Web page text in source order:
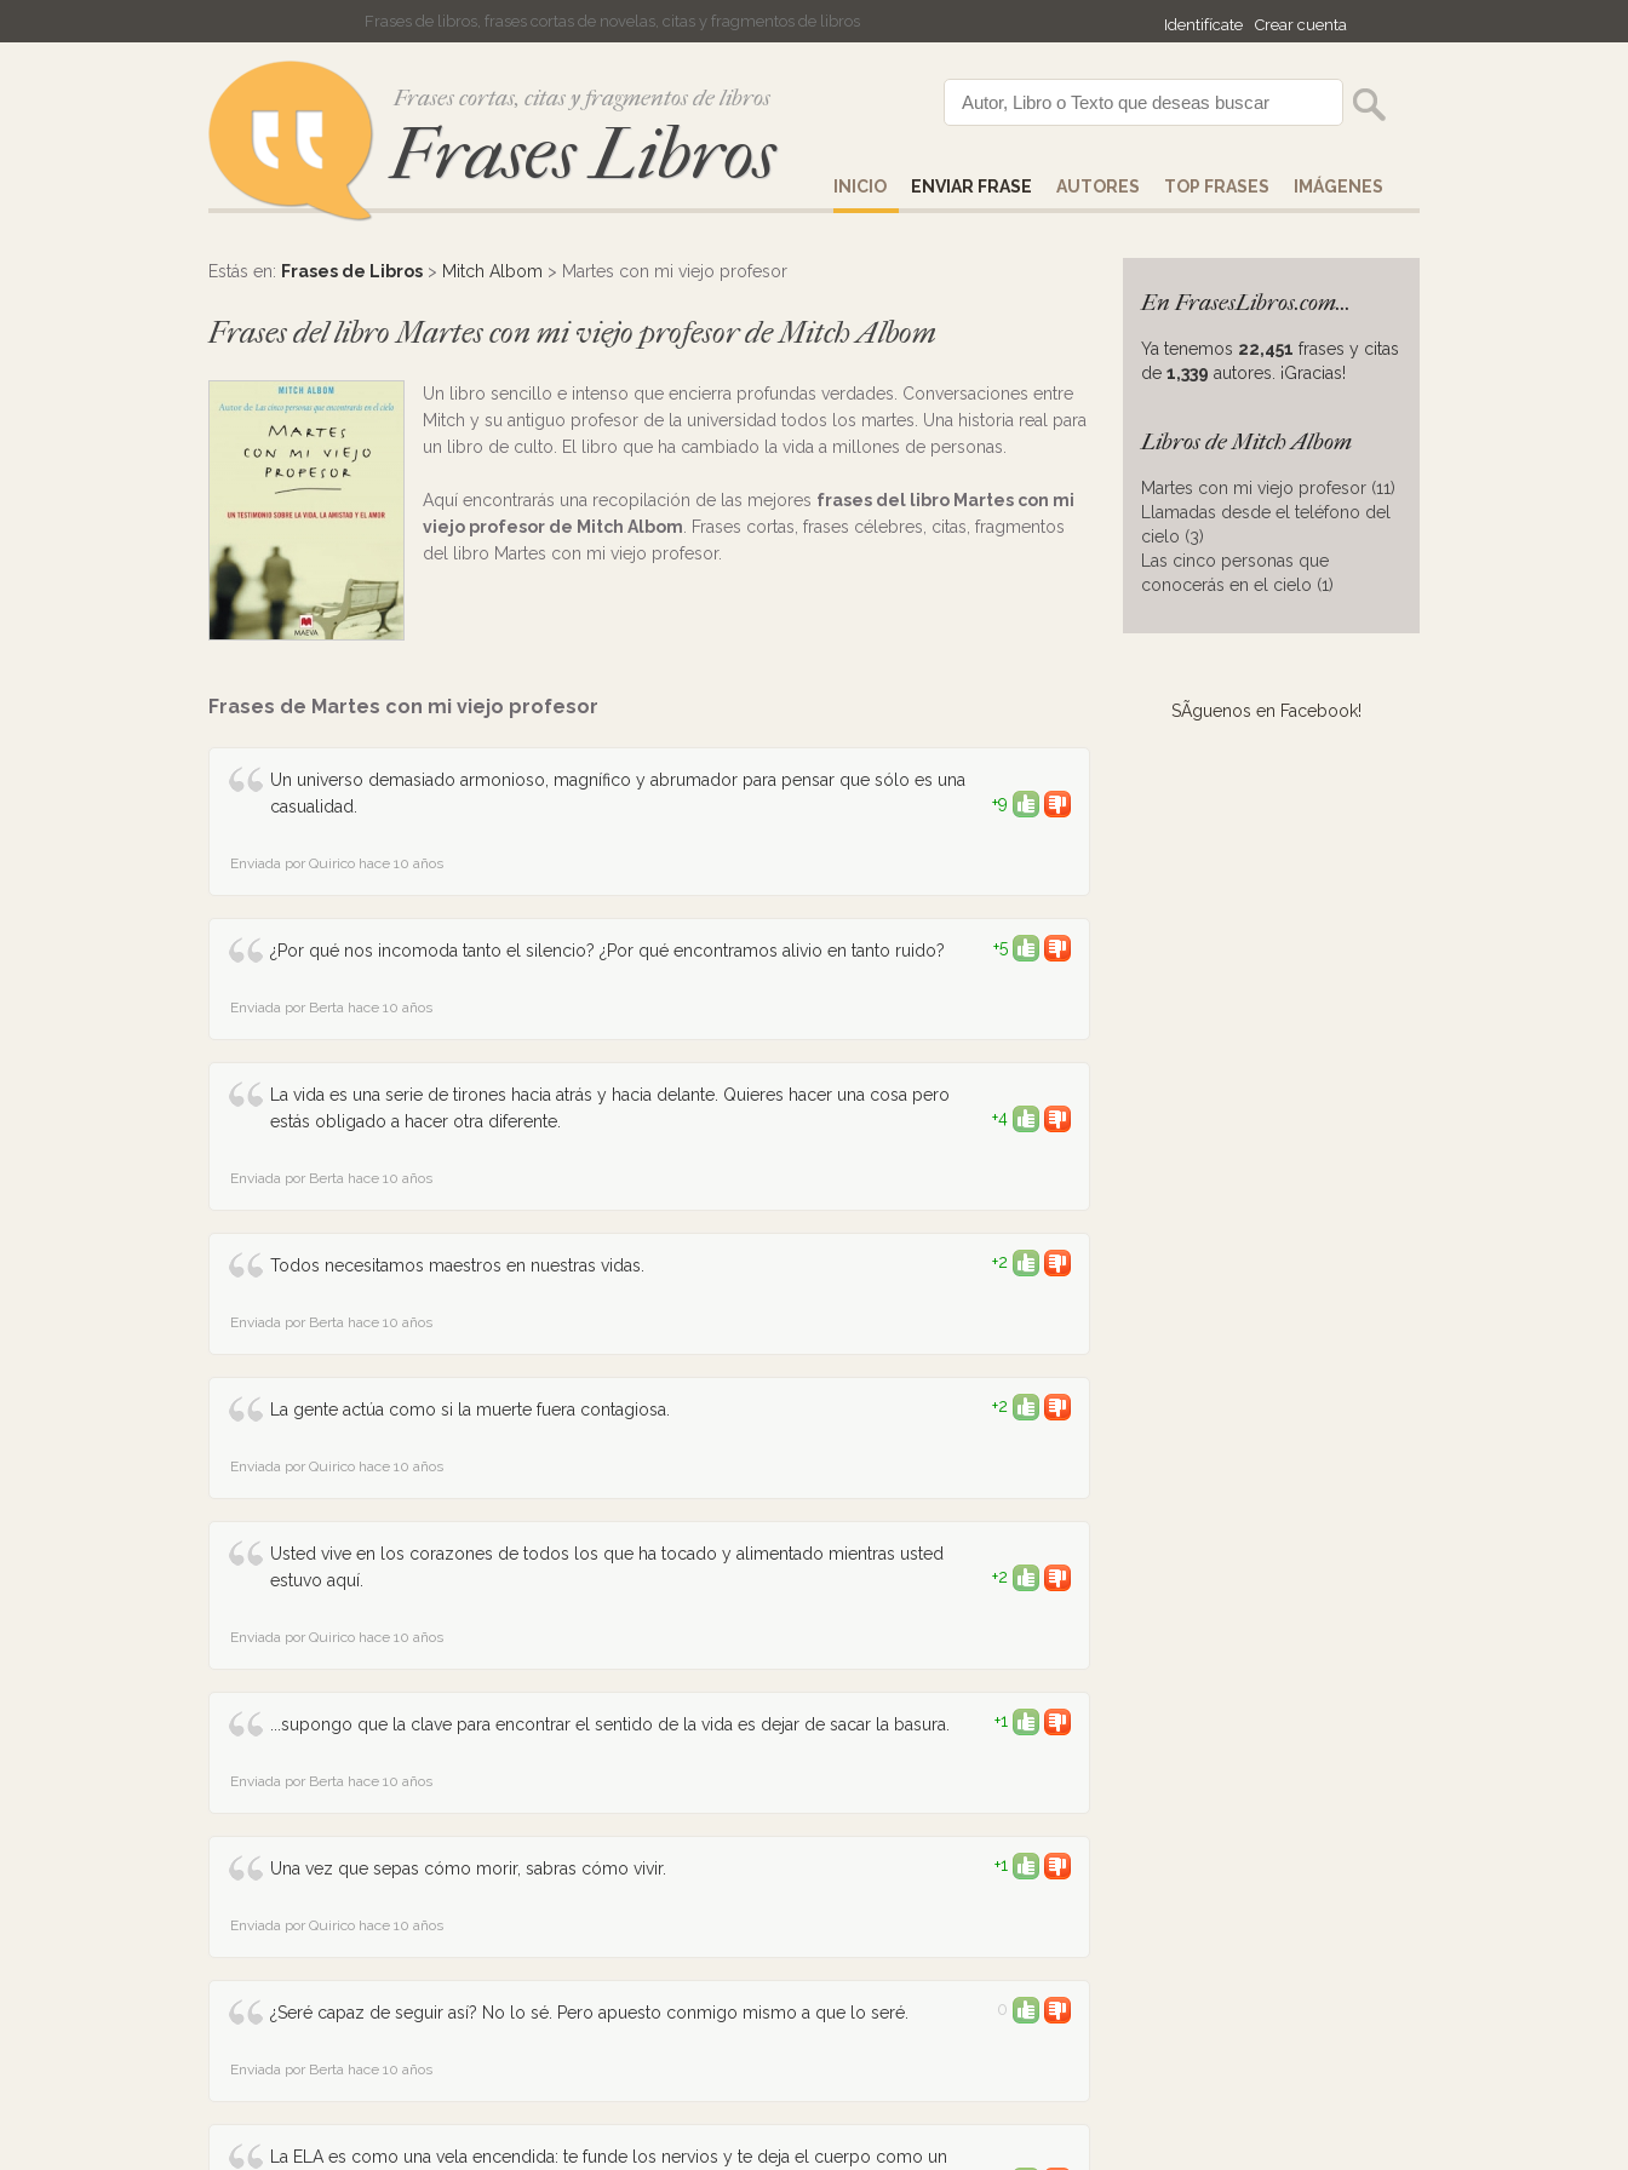
Identifícate Crear cuenta
Frases de libros, frases cortas de novelas, citas y fragmentos de libros
Frases cortas, citas y fragmentos de libros
Frases Libros INICIO ENVIAR FRASE AUTORES TOP FRASES IMÁGENES
Estás en: Frases de Libros > Mitch Albom > Martes con mi viejo profesor
Frases del libro Martes con mi viejo profesor de Mitch Albom
Un libro sencillo e intenso que encierra profundas verdades. Conversaciones entre
Mitch y su antiguo profesor de la universidad todos los martes. Una historia real para
un libro de culto. El libro que ha cambiado la vida a millones de personas.
Aquí encontrarás una recopilación de las mejores frases del libro Martes con mi
viejo profesor de Mitch Albom . Frases cortas, frases célebres, citas, fragmentos
del libro Martes con mi viejo profesor.
Frases de Martes con mi viejo profesor
Un universo demasiado armonioso, magnífico y abrumador para pensar que sólo es una
casualidad.
+9
Enviada por Quirico hace 10 años
¿Por qué nos incomoda tanto el silencio? ¿Por qué encontramos alivio en tanto ruido? +5
Enviada por Berta hace 10 años
La vida es una serie de tirones hacia atrás y hacia delante. Quieres hacer una cosa pero
estás obligado a hacer otra diferente.
+4
Enviada por Berta hace 10 años
Todos necesitamos maestros en nuestras vidas. +2
Enviada por Berta hace 10 años
La gente actúa como si la muerte fuera contagiosa. +2
Enviada por Quirico hace 10 años
Usted vive en los corazones de todos los que ha tocado y alimentado mientras usted
estuvo aquí.
+2
Enviada por Quirico hace 10 años
...supongo que la clave para encontrar el sentido de la vida es dejar de sacar la basura. +1
Enviada por Berta hace 10 años
Una vez que sepas cómo morir, sabras cómo vivir. +1
Enviada por Quirico hace 10 años
¿Seré capaz de seguir así? No lo sé. Pero apuesto conmigo mismo a que lo seré. 0
Enviada por Berta hace 10 años
La ELA es como una vela encendida: te funde los nervios y te deja el cuerpo como un
En FrasesLibros.com...
Ya tenemos 22,451 frases y citas
de 1,339 autores. ¡Gracias!
Libros de Mitch Albom
Martes con mi viejo profesor (11)
Llamadas desde el teléfono del
cielo (3)
Las cinco personas que
conocerás en el cielo (1)
SÃ­guenos en Facebook!